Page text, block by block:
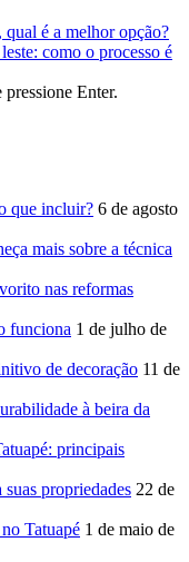
é a melhor opção?
como o processo é
pressione Enter.
que incluir? 6 de agosto
mais sobre a técnica
nas reformas
funciona 1 de julho de
de decoração 11 de
à beira da
principais
propriedades 22 de
Tatuapé 1 de maio de